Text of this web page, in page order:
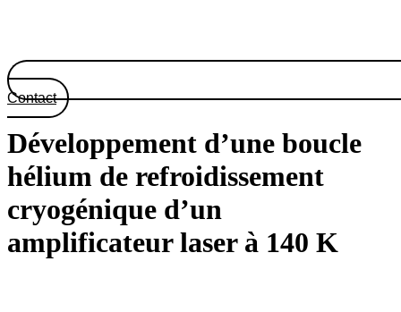
Contact
Développement d’une boucle
hélium de refroidissement
cryogénique d’un
amplificateur laser à 140 K